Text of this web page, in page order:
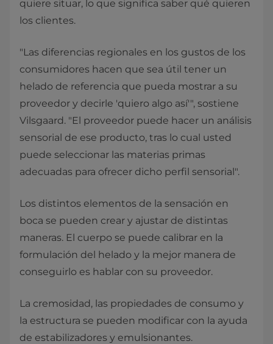
quiere situar, lo que significa saber qué quieren
los clientes.
"Las diferencias regionales en los gustos de los
consumidores hacen que sea útil tener un
helado de referencia que pueda mostrar a su
proveedor y decirle 'quiero algo así'", sostiene
Vilsgaard. "El proveedor puede hacer un análisis
sensorial de ese producto, tras lo cual usted
puede seleccionar las materias primas
adecuadas para ofrecer dicho perfil sensorial".
Los distintos elementos de la sensación en
boca se pueden crear y ajustar de distintas
maneras. El cuerpo se puede calibrar en la
formulación del helado y la mejor manera de
conseguirlo es hablar con su proveedor.
La cremosidad, las propiedades de consumo y
la estructura se pueden modificar con la ayuda
de estabilizadores y emulsionantes.